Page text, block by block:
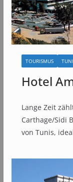
TOURISMUS
Hotel
Lange Zeit
Carthage/Sidi
von Tunis,